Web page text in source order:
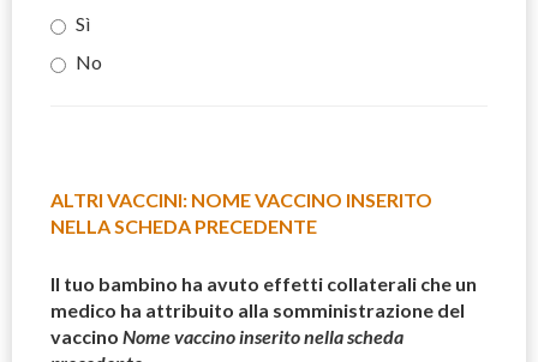
Sì
No
ALTRI VACCINI: NOME VACCINO INSERITO
NELLA SCHEDA PRECEDENTE
Il tuo bambino ha avuto effetti collaterali che un
medico ha attribuito alla somministrazione del
vaccino Nome vaccino inserito nella scheda